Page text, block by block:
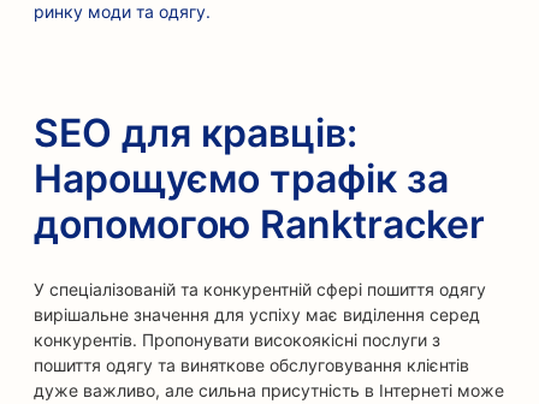
ринку моди та одягу.
SEO для кравців:
Нарощуємо трафік за
допомогою Ranktracker
У спеціалізованій та конкурентній сфері пошиття одягу
вирішальне значення для успіху має виділення серед
конкурентів. Пропонувати високоякісні послуги з
пошиття одягу та виняткове обслуговування клієнтів
дуже важливо, але сильна присутність в Інтернеті може